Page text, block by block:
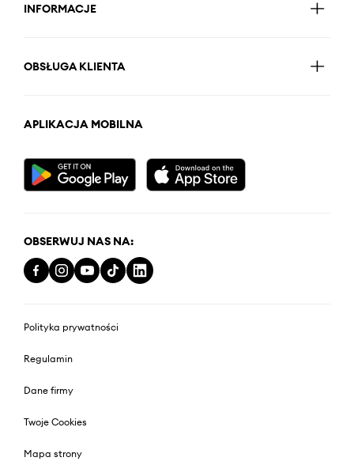
INFORMACJE
OBSŁUGA KLIENTA
APLIKACJA MOBILNA
OBSERWUJ NAS NA:
Polityka prywatności
Regulamin
Dane firmy
Twoje Cookies
Mapa strony